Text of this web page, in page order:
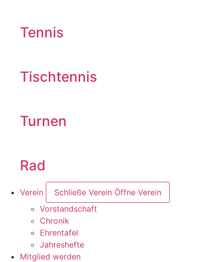
Tennis
Tischtennis
Turnen
Rad
Verein Schließe Verein Öffne Verein
Vorstandschaft
Chronik
Ehrentafel
Jahreshefte
Mitglied werden